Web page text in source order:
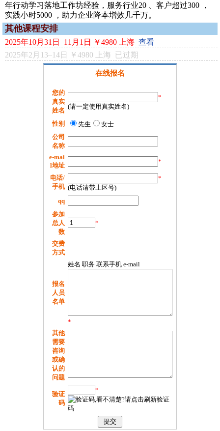
年行动学习落地工作坊经验，服务行业20 、客户超过300 ，
实践小时5000 ，助力企业降本增效几千万。
其他课程安排
2025年10月31日–11月1日 ￥4980 上海 查看
2025年2月13–14日 ￥4980 上海 已过期
在线报名
您的
真实
姓名
*
(请一定使用真实姓名)
性别 先生
女士
公司
名称
e-mai
l地址
*
电话/
手机
*
(电话请带上区号)
qq
参加
总人
数
*
交费
方式
报名
人员
名单
姓名 职务 联系手机 e-mail
*
其他
需要
咨询
或确
认的
问题
验证
码
*